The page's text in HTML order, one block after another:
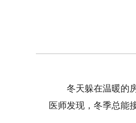
冬天躲在温暖的房
医师发现，冬季总能